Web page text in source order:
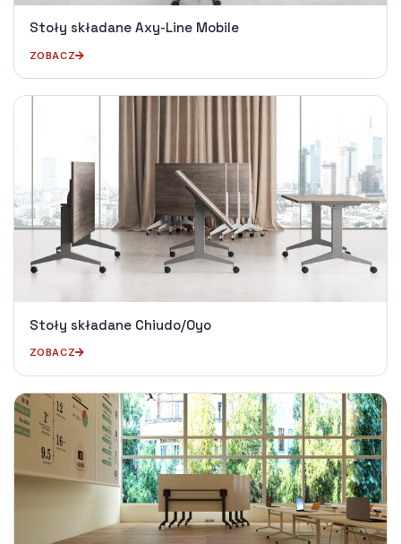
Stoły składane Axy-Line Mobile
ZOBACZ
Stoły składane Chiudo/Oyo
ZOBACZ